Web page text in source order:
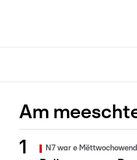
Am
N7 war e